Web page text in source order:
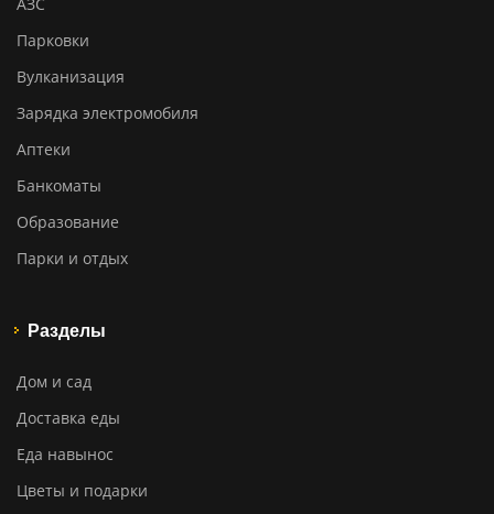
Парковки
Вулканизация
Зарядка электромобиля
Аптеки
Банкоматы
Образование
Парки и отдых
Разделы
Дом и сад
Доставка еды
Еда навынос
Цветы и подарки